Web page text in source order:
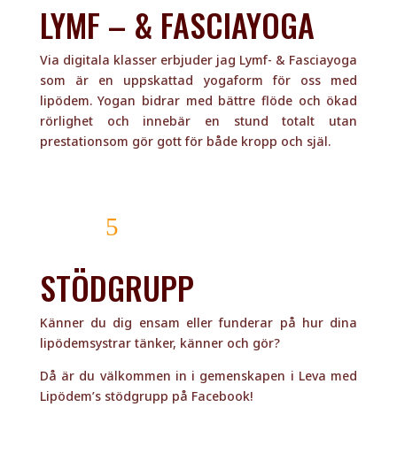
LYMF – & FASCIAYOGA
Via digitala klasser erbjuder jag Lymf- & Fasciayoga
som är en uppskattad yogaform för oss med
lipödem. Yogan bidrar med bättre flöde och ökad
rörlighet och innebär en stund totalt utan
prestationsom gör gott för både kropp och själ.
STÖDGRUPP
Känner du dig ensam eller funderar på hur dina
lipödemsystrar tänker, känner och gör?
Då är du välkommen in i gemenskapen i Leva med
Lipödem’s stödgrupp på Facebook!